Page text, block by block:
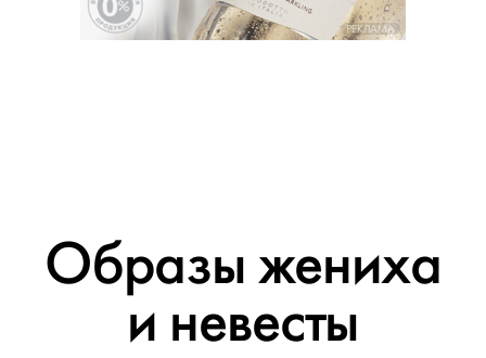
РЕКЛАМА
Образы жениха
и невесты